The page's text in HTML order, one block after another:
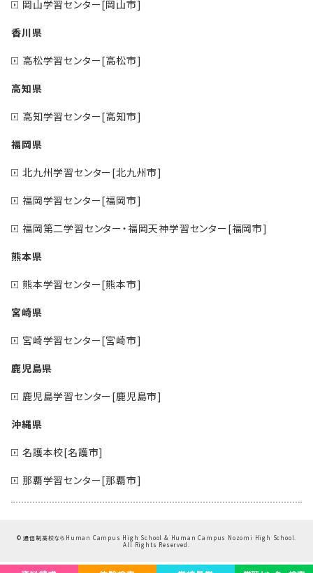
岡山学習センター[岡山市]
香川県
高松学習センター[高松市]
高知県
高知学習センター[高知市]
福岡県
北九州学習センター[北九州市]
福岡学習センター[福岡市]
福岡第二学習センター・福岡天神学習センター[福岡市]
熊本県
熊本学習センター[熊本市]
宮崎県
宮崎学習センター[宮崎市]
鹿児島県
鹿児島学習センター[鹿児島市]
沖縄県
名護本校[名護市]
那覇学習センター[那覇市]
©通信制高校ならHuman Campus High School & Human Campus Nozomi High School.
All Rights Reserved.